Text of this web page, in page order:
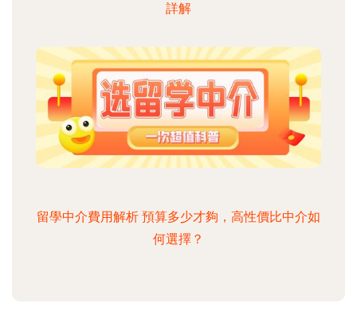
詳解
留學中介費用解析 預算多少才夠，高性價比中介如
何選擇？